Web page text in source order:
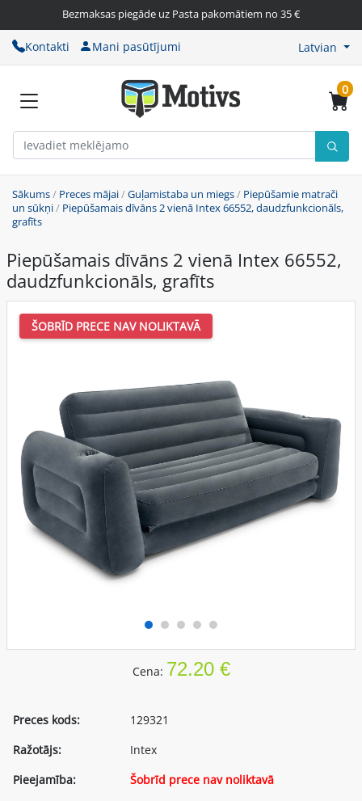
Bezmaksas piegāde uz Pasta pakomātiem no 35 €
Kontakti Mani pasūtījumi Latvian
0
Sākums/ Preces mājai/Guļamistaba un miegs/ Piepūšamie matrači
un sūkņi/ Piepūšamais dīvāns 2 vienā Intex 66552, daudzfunkcionāls,
grafīts
Piepūšamais dīvāns 2 vienā Intex 66552,
daudzfunkcionāls, grafīts
ŠOBRĪD PRECE NAV NOLIKTAVĀ
Cena: 72.20 €
Preces kods:
129321
Ražotājs:
Intex
Pieejamība:
Šobrīd prece nav noliktavā